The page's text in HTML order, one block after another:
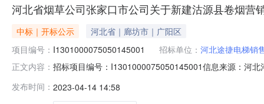
河北省烟草公司张家口市公司关于新建沽源县卷烟
中标｜开标公示
河北省｜廊坊市｜广阳区
项目编号： I1301000075050145001 招标单位： 河北途捷电梯销
正文内容： 招标项目编号：I1301000075050145001信息来源：河
口市公司关于新建沽源县卷烟营销部业务经营场所项目
发布时间： 2023-04-14 14:58